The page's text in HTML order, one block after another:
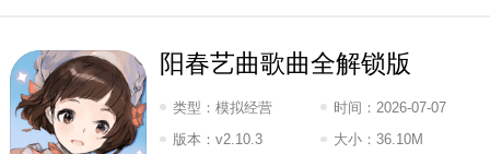
阳春艺曲歌曲全解锁版
类型：模拟经营 时间： 2026-07-07
16:2026
版本：v2.10.3 大小： 36.10M